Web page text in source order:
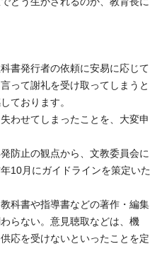
書発行者の依頼に安易に応じて
って謝礼を受け取ってしまうと
ております。
わせてしまったことを、大変申
防止の観点から、文教委員会に
10月にガイドラインを策定いた
科書や指導書などの著作・編集
らない。意見聴取などは、機
応を受けないといったことを定